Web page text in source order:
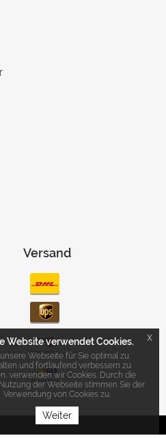
Versand
Website verwendet Cookies.
Webseite für Sie optimal zu
und fortlaufend verbessern zu
verwenden wir Cookies. Durch die
der Webseite stimmen Sie der
Verwendung von Cookies zu.
Weiter
x